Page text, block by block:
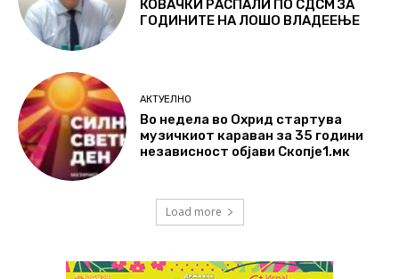
КОВАЧКИ РАСПАЛИ ПО СДСМ ЗА
ГОДИНИТЕ НА ЛОШО ВЛАДЕЕЊЕ
АКТУЕЛНО
Во недела во Охрид стартува
музичкиот караван за 35 години
независност објави Скопје1.мк
Load more